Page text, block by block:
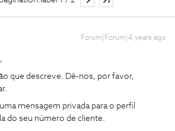
Forum|Forum|4 years ago
,
que descreve. Dê-nos, por favor,
mensagem privada para o perfil
do seu número de cliente.